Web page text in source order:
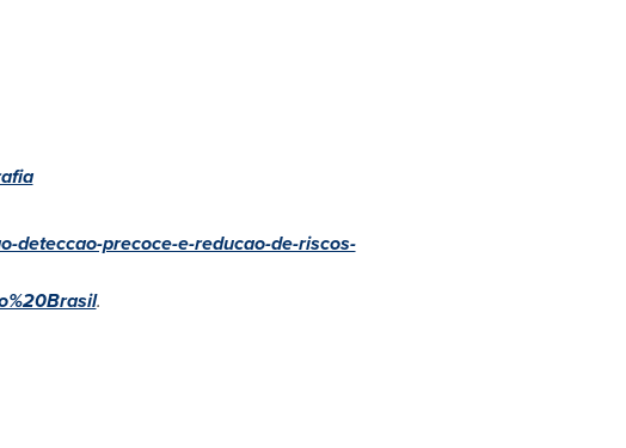
deteccao-precoce-e-reducao-de-riscos-
.